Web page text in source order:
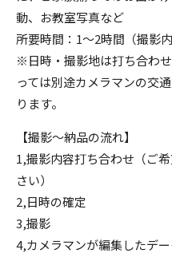
動、お教室写真など
所要時間：1〜2時間（撮影内
※日時・撮影地は打ち合わ
っては別途カメラマンの交
ります。
【撮影〜納品の流れ】
1,撮影内容打ち合わせ（ご
さい）
2,日時の確定
3,撮影
4,カメラマンが編集したデ